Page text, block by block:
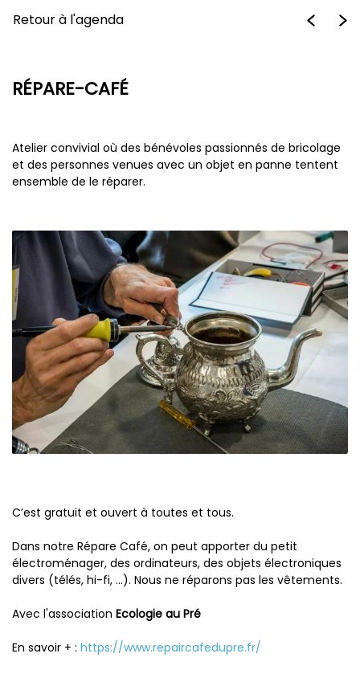
Retour à l'agenda
RÉPARE-CAFÉ
Atelier convivial où des bénévoles passionnés de bricolage
et des personnes venues avec un objet en panne tentent
ensemble de le réparer.
C’est gratuit et ouvert à toutes et tous.
Dans notre Répare Café, on peut apporter du petit
électroménager, des ordinateurs, des objets électroniques
divers (télés, hi-fi, …). Nous ne réparons pas les vêtements.
Avec l'association Ecologie au Pré
En savoir + : https://www.repaircafedupre.fr/